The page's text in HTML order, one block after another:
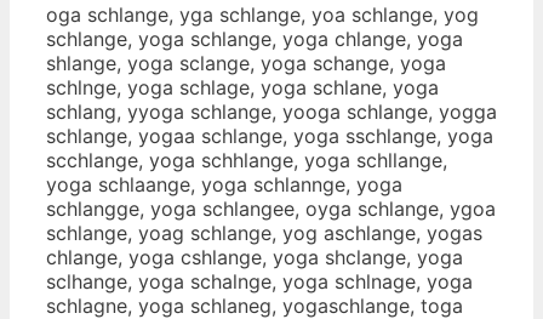
oga schlange, yga schlange, yoa schlange, yog
schlange, yoga schlange, yoga chlange, yoga
shlange, yoga sclange, yoga schange, yoga
schlnge, yoga schlage, yoga schlane, yoga
schlang, yyoga schlange, yooga schlange, yogga
schlange, yogaa schlange, yoga sschlange, yoga
scchlange, yoga schhlange, yoga schllange,
yoga schlaange, yoga schlannge, yoga
schlangge, yoga schlangee, oyga schlange, ygoa
schlange, yoag schlange, yog aschlange, yogas
chlange, yoga cshlange, yoga shclange, yoga
sclhange, yoga schalnge, yoga schlnage, yoga
schlagne, yoga schlaneg, yogaschlange, toga